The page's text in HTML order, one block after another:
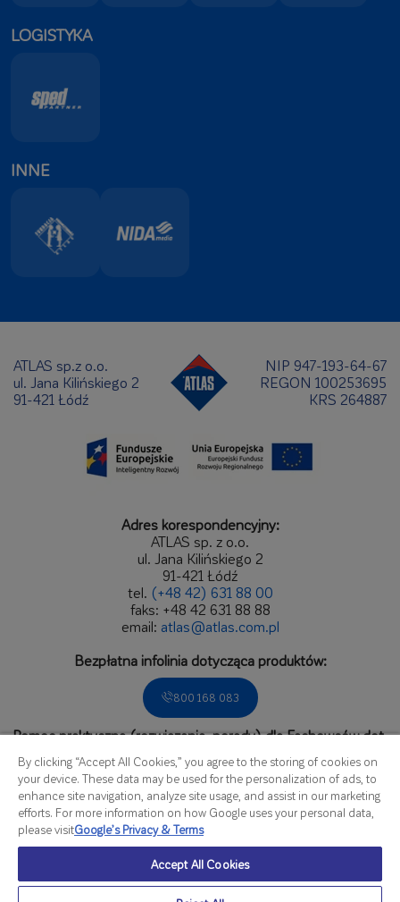
LOGISTYKA
INNE
ATLAS sp.z o.o.
ul. Jana Kilińskiego 2
91-421 Łódź
NIP 947-193-64-67
REGON 100253695
KRS 264887
Adres korespondencyjny:
ATLAS sp. z o.o.
ul. Jana Kilińskiego 2
91-421 Łódź
tel. (+48 42) 631 88 00
faks: +48 42 631 88 88
email: atlas@atlas.com.pl
Bezpłatna infolinia dotycząca produktów:
800 168 083
Pomoc praktyczna (rozwiązania, porady) dla Fachowców dot.
Zadzwoń do Biura Obsługi Fachowca:
536 166 809
czynne od poniedziałku do piątku
w godzinach od 8.00 do 16.00
Szczegółowa mapa kontaktów
By clicking “Accept All Cookies,” you agree to the storing of cookies on
your device. These data may be used for the personalization of ads, to
enhance site navigation, analyze site usage, and assist in our marketing
efforts. For more information on how Google uses your personal data,
please visitGoogle’s Privacy & Terms
Accept All Cookies